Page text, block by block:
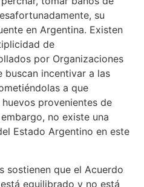
su
en Argentina. Existen
de
por Organizaciones
buscan incentivar a las
a que
provenientes de
embargo, no existe una
Estado Argentino en este
sostienen que el Acuerdo
equilibrado y no está